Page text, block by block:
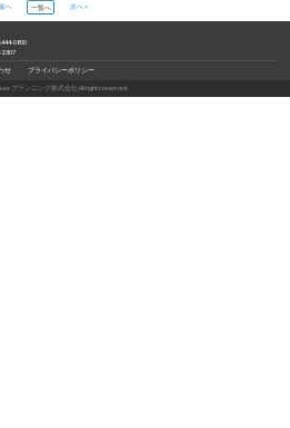
へ 一覧へ 次へ »
0800
2307
せ プライバシーポリシー
プランニング株式会社 All rights reserved.